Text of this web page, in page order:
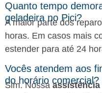
Quanto tempo
geladeira no Pici?
A maior parte dos
horas. Em casos mais
estender para até 24
Vocês atendem aos
do horário comercial?
Sim. Nossa